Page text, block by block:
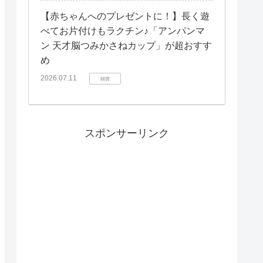
【赤ちゃんへのプレゼントに！】長く遊
べてお片付けもラクチン♪「アンパンマ
ン 天才脳つみかさねカップ」が超おすす
め
2026.07.11 雑貨
スポンサーリンク